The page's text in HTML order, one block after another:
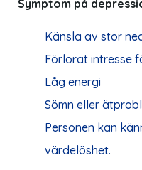
Symptom på
Känsla av stor
Förlorat intresse
Låg energi
Sömn eller
Personen kan
värdelöshet.